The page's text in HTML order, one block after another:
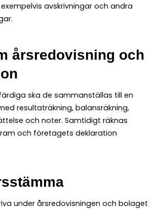
avskrivningar och andra
årsredovisning och
ska de sammanställas till en
resultaträkning, balansräkning,
och noter. Samtidigt räknas
och företagets deklaration
under årsredovisningen och bolaget